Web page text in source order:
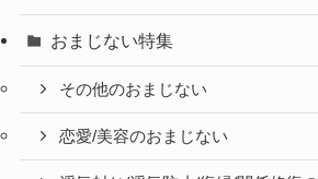
おまじない特集
その他のおまじない
恋愛/美容のおまじない